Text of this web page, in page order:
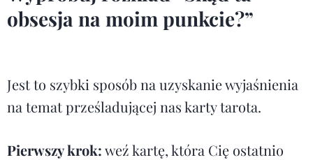
obsesja na moim punkcie?”
Jest to szybki sposób na uzyskanie wyjaśnienia
na temat prześladującej nas karty tarota.
Pierwszy krok:weź kartę, która Cię ostatnio